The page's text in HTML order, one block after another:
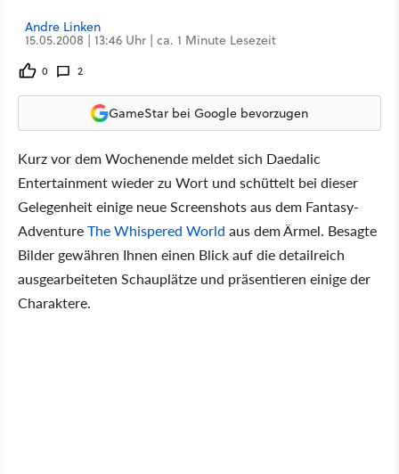
Andre Linken
15.05.2008 | 13:46 Uhr | ca. 1 Minute Lesezeit
0 2
GameStar bei Google bevorzugen
Kurz vor dem Wochenende meldet sich Daedalic
Entertainment wieder zu Wort und schüttelt bei dieser
Gelegenheit einige neue Screenshots aus dem Fantasy-
AdventureThe Whispered World aus dem Ärmel. Besagte
Bilder gewähren Ihnen einen Blick auf die detailreich
ausgearbeiteten Schauplätze und präsentieren einige der
Charaktere.